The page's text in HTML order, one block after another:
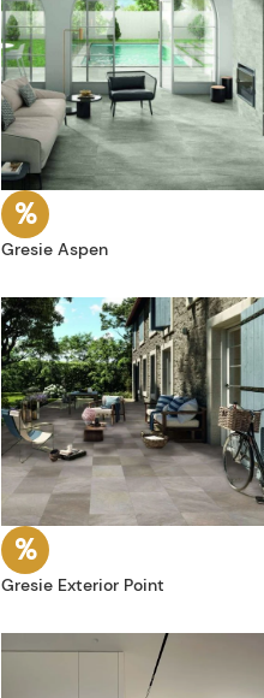
Gresie Aspen
Gresie Exterior Point